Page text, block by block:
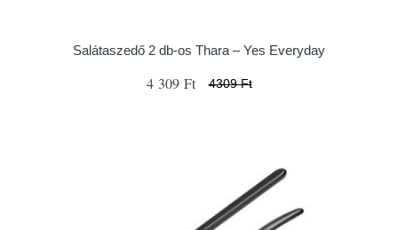
Salátaszedő 2 db-os Thara – Yes Everyday
4 309 Ft 4309 Ft